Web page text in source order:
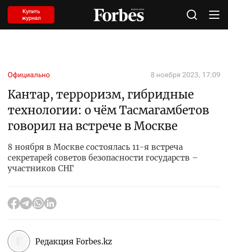
Купить
журнал
Официально 8 ноября 2023, 17:09
Кантар, терроризм, гибридные
технологии: о чём Тасмагамбетов
говорил на встрече в Москве
8 ноября в Москве состоялась 11-я встреча
секретарей советов безопасности государств –
участников СНГ
Редакция Forbes.kz